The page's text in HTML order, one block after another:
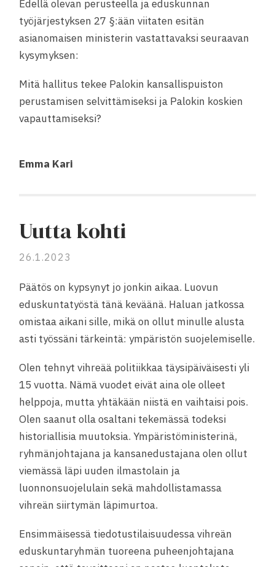
Edellä olevan perusteella ja eduskunnan
työjärjestyksen 27 §:ään viitaten esitän
asianomaisen ministerin vastattavaksi seuraavan
kysymyksen:
Mitä hallitus tekee Palokin kansallispuiston
perustamisen selvittämiseksi ja Palokin koskien
vapauttamiseksi?
Emma Kari
Uutta kohti
26.1.2023
Päätös on kypsynyt jo jonkin aikaa. Luovun
eduskuntatyöstä tänä keväänä. Haluan jatkossa
omistaa aikani sille, mikä on ollut minulle alusta
asti työssäni tärkeintä: ympäristön suojelemiselle.
Olen tehnyt vihreää politiikkaa täysipäiväisesti yli
15 vuotta. Nämä vuodet eivät aina ole olleet
helppoja, mutta yhtäkään niistä en vaihtaisi pois.
Olen saanut olla osaltani tekemässä todeksi
historiallisia muutoksia. Ympäristöministerinä,
ryhmänjohtajana ja kansanedustajana olen ollut
viemässä läpi uuden ilmastolain ja
luonnonsuojelulain sekä mahdollistamassa
vihreän siirtymän läpimurtoa.
Ensimmäisessä tiedotustilaisuudessa vihreän
eduskuntaryhmän tuoreena puheenjohtajana